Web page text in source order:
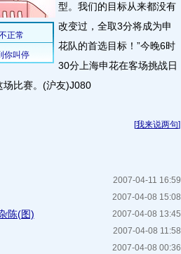
型。我们的目标从来都没有
改变过，全取3分将成为申
花队的首选目标！”今晚6时
30分上海申花在客场挑战日
场比赛。(沪友)J080
[我来说两句]
2007-04-11 16:59
2007-04-08 15:08
2007-04-08 13:45
陈(图)
2007-04-08 11:58
2007-04-08 00:36